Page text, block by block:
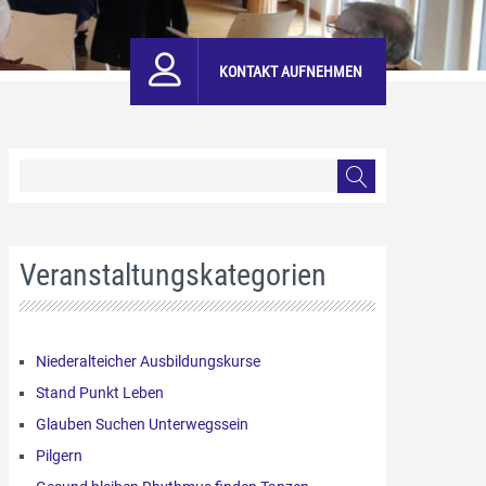
KONTAKT AUFNEHMEN
Veranstaltungskategorien
Niederalteicher Ausbildungskurse
Stand Punkt Leben
Glauben Suchen Unterwegssein
Pilgern